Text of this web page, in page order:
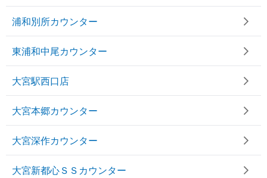
浦和別所カウンター
東浦和中尾カウンター
大宮駅西口店
大宮本郷カウンター
大宮深作カウンター
大宮新都心ＳＳカウンター